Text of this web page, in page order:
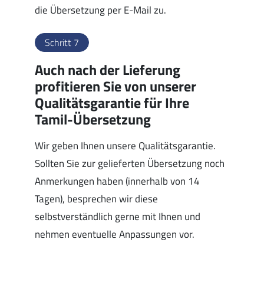
die Übersetzung per E-Mail zu.
Schritt 7
Auch nach der Lieferung
profitieren Sie von unserer
Qualitätsgarantie für Ihre
Tamil-Übersetzung
Wir geben Ihnen unsere Qualitätsgarantie.
Sollten Sie zur gelieferten Übersetzung noch
Anmerkungen haben (innerhalb von 14
Tagen), besprechen wir diese
selbstverständlich gerne mit Ihnen und
nehmen eventuelle Anpassungen vor.